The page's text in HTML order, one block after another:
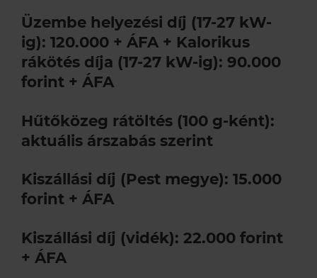
Üzembe helyezési díj (17-27 kW-
ig): 120.000 + ÁFA + Kalorikus
rákötés díja (17-27 kW-ig): 90.000
forint + ÁFA
Hűtőközeg rátöltés (100 g-ként):
aktuális árszabás szerint
Kiszállási díj (Pest megye): 15.000
forint + ÁFA
Kiszállási díj (vidék): 22.000 forint
+ ÁFA